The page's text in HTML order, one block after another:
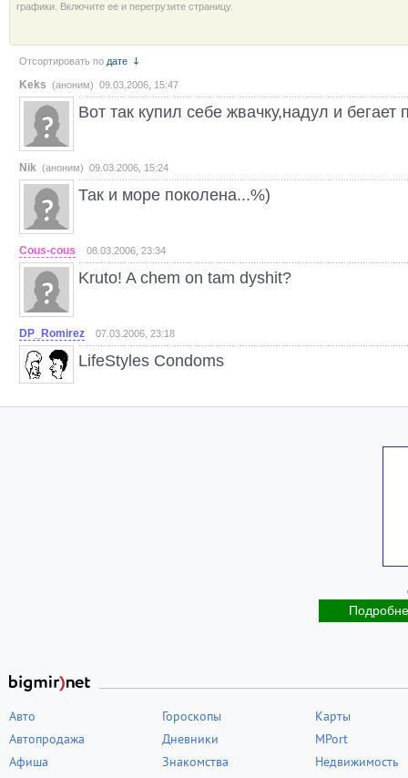
графики. Включите ее и перегрузите страницу.
Отсортировать по дате
Keks (аноним) 09.03.2006, 15:47
Вот так купил себе жвачку,надул и бегает
Nik (аноним) 09.03.2006, 15:24
Так и море поколена...%)
Cous-cous 08.03.2006, 23:34
Kruto! A chem on tam dyshit?
DP_Romirez 07.03.2006, 23:18
LifeStyles Condoms
Авто
Автопродажа
Афиша
Гороскопы
Дневники
Знакомства
Карты
MPort
Недвижимость